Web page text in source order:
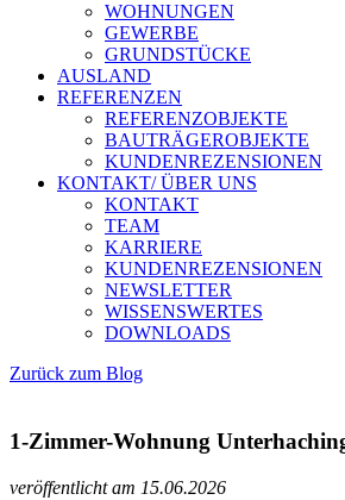
WOHNUNGEN
GEWERBE
GRUNDSTÜCKE
AUSLAND
REFERENZEN
REFERENZOBJEKTE
BAUTRÄGEROBJEKTE
KUNDENREZENSIONEN
KONTAKT/ ÜBER UNS
KONTAKT
TEAM
KARRIERE
KUNDENREZENSIONEN
NEWSLETTER
WISSENSWERTES
DOWNLOADS
Zurück zum Blog
1-Zimmer-Wohnung
veröffentlicht am 15.06.2026